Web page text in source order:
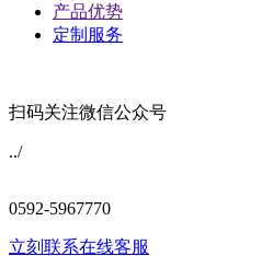
产品优势
定制服务
扫码关注微信公众号
../
0592-5967770
立刻联系在线客服